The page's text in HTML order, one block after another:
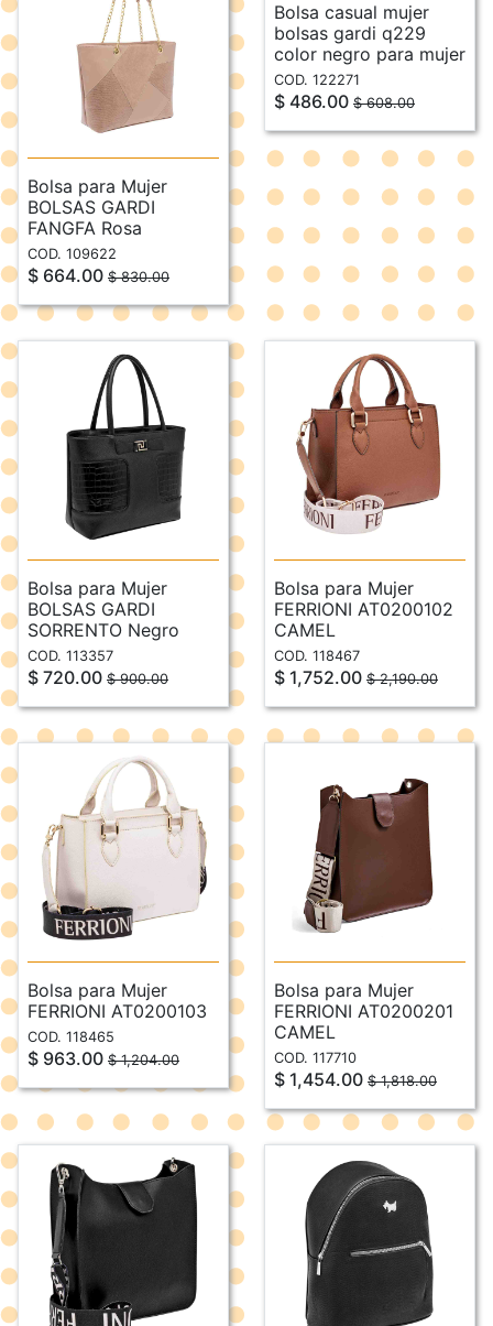
Bolsa para Mujer
BOLSAS GARDI
FANGFA Rosa
COD. 109622
$ 664.00 $ 830.00
Bolsa casual mujer
bolsas gardi q229
color negro para mujer
COD. 122271
$ 486.00 $ 608.00
Bolsa para Mujer
BOLSAS GARDI
SORRENTO Negro
COD. 113357
$ 720.00 $ 900.00
Bolsa para Mujer
FERRIONI AT0200102
CAMEL
COD. 118467
$ 1,752.00 $ 2,190.00
Bolsa para Mujer
FERRIONI AT0200103
COD. 118465
$ 963.00 $ 1,204.00
Bolsa para Mujer
FERRIONI AT0200201
CAMEL
COD. 117710
$ 1,454.00 $ 1,818.00